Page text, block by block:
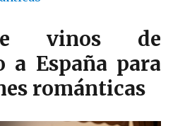
vinos de
a España para
románticas